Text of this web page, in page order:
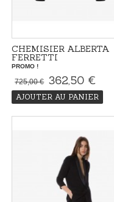
CHEMISIER ALBERTA
FERRETTI
PROMO !
725,00 € 362,50 €
AJOUTER AU PANIER